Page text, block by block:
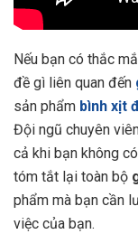
Nếu bạn có thắc
đề gì liên quan đến
sản phẩm bình xịt
Đội ngũ chuyên
cả khi bạn không
tóm tắt lại toàn bộ
phẩm mà bạn cần
việc của bạn.